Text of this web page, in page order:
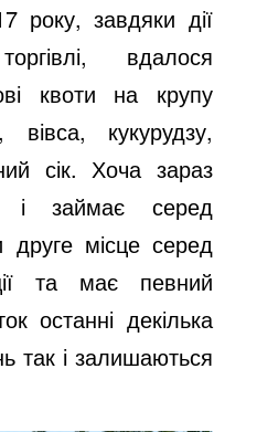
року, завдяки дії
вдалося
квоти на крупу
кукурудзу,
сік. Хоча зараз
і займає серед
друге місце серед
та має певний
останні декілька
так і залишаються